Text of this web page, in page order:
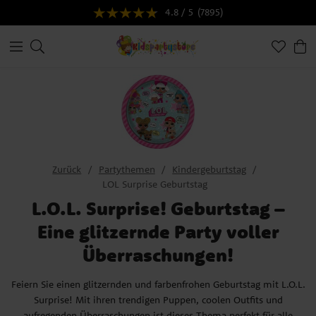
4.8 / 5 (7895)
Zurück Partythemen
Kindergeburtstag
LOL Surprise Geburtstag
L.O.L. Surprise! Geburtstag –
Eine glitzernde Party voller
Überraschungen!
Feiern Sie einen glitzernden und farbenfrohen Geburtstag mit L.O.L.
Surprise! Mit ihren trendigen Puppen, coolen Outfits und